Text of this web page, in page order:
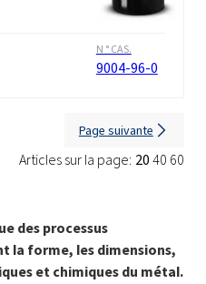
N ° CAS.
9004-96-0
Articles sur la page: 2040 60
Page suivante
des processus
la forme, les dimensions,
et chimiques du métal.